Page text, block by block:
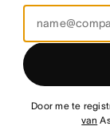
Door me te
van